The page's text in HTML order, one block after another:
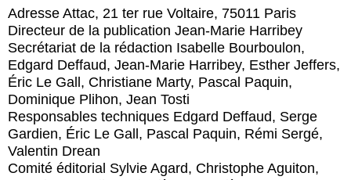
Actus et médias
Boutique
Adresse Attac, 21 ter rue Voltaire, 75011 Paris
Directeur de la publication Jean-Marie Harribey
Secrétariat de la rédaction Isabelle Bourboulon,
Edgard Deffaud, Jean-Marie Harribey, Esther Jeffers,
Éric Le Gall, Christiane Marty, Pascal Paquin,
Dominique Plihon, Jean Tosti
Responsables techniques Edgard Deffaud, Serge
Gardien, Éric Le Gall, Pascal Paquin, Rémi Sergé,
Valentin Drean
Comité éditorial Sylvie Agard, Christophe Aguiton,